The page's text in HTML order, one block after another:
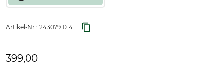
Artikel-Nr.: 2430791014
399,00